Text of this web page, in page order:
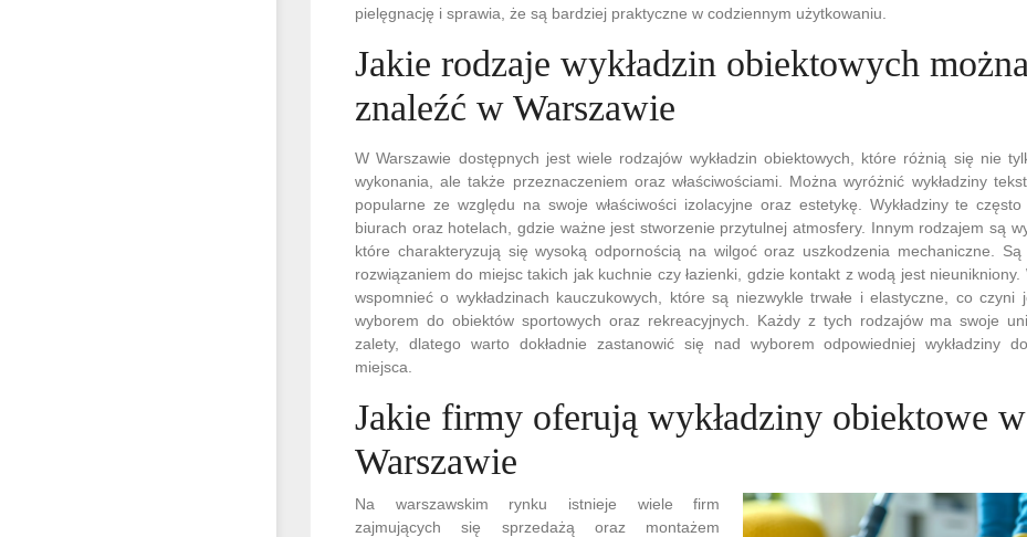
pielęgnację i sprawia, że są bardziej praktyczne w codziennym użytkowaniu.
Jakie rodzaje wykładzin obiektowych można
znaleźć w Warszawie
W Warszawie dostępnych jest wiele rodzajów wykładzin obiektowych, które różnią się nie
wykonania, ale także przeznaczeniem oraz właściwościami. Można wyróżnić wykładziny
popularne ze względu na swoje właściwości izolacyjne oraz estetykę. Wykładziny te
biurach oraz hotelach, gdzie ważne jest stworzenie przytulnej atmosfery. Innym rodzajem są
które charakteryzują się wysoką odpornością na wilgoć oraz uszkodzenia mechaniczne. Są
rozwiązaniem do miejsc takich jak kuchnie czy łazienki, gdzie kontakt z wodą jest nieunikniony.
wspomnieć o wykładzinach kauczukowych, które są niezwykle trwałe i elastyczne, co czyni
wyborem do obiektów sportowych oraz rekreacyjnych. Każdy z tych rodzajów ma swoje
zalety, dlatego warto dokładnie zastanowić się nad wyborem odpowiedniej wykładziny
miejsca.
Jakie firmy oferują wykładziny obiektowe w
Warszawie
Na warszawskim rynku istnieje wiele firm
zajmujących się sprzedażą oraz montażem